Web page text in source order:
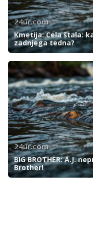
24ur.com
Kmetija: Cela štala:
zadnjega tedna?
24ur.com
BIG BROTHER: A.J.
Brother!